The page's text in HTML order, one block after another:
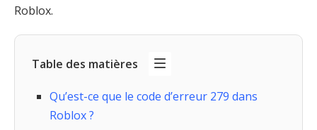
Roblox.
Table des matières
Qu’est-ce que le code d’erreur 279 dans
Roblox ?